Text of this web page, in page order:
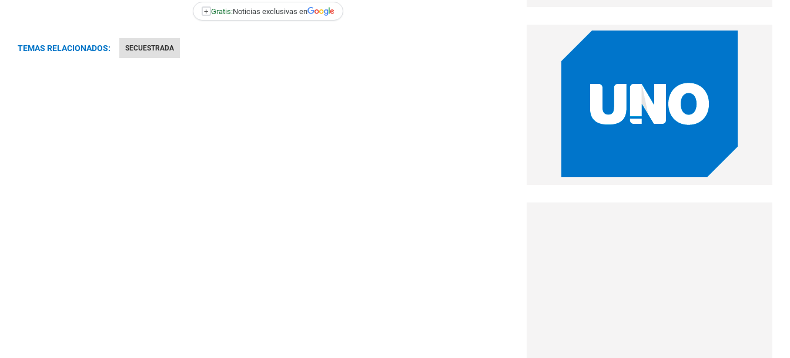
+ Gratis:Noticias exclusivas en
TEMAS RELACIONADOS: SECUESTRADA